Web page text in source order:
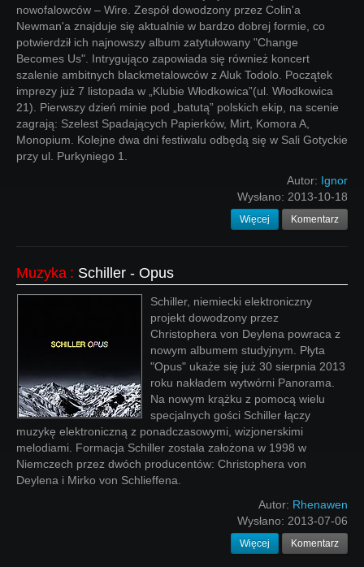
nowofalowców – Wire. Zespół dowodzony przez Colin'a
Newman'a znajduje się aktualnie w bardzo dobrej formie, co
potwierdził ich najnowszy album zatytułowany "Change
Becomes Us". Intrygująco zapowiada się również koncert
szalenie ambitnych blackmetalowców z Aluk Todolo. Początek
imprezy już 7 listopada w „Klubie Włodkowica”(ul. Włodkowica
21). Pierwszy dzień minie pod „batutą” polskich ekip, na scenie
zagrają: Szelest Spadających Papierków, Mirt, Komora A,
Monopium. Kolejne dwa dni festiwalu odbędą się w Sali Gotyckie
przy ul. Purkyniego 1.
Autor: Ignor
Wysłano: 2013-10-18
Więcej Komentarz
Muzyka : Schiller - Opus
Schiller, niemiecki elektroniczny
projekt dowodzony przez
Christophera von Deylena powraca z
nowym albumem studyjnym. Płyta
"Opus" ukaże się już 30 sierpnia 2013
roku nakładem wytwórni Panorama.
Na nowym krążku z pomocą wielu
specjalnych gości Schiller łączy
muzykę elektroniczną z ponadczasowymi, wizjonerskimi
melodiami. Formacja Schiller została założona w 1998 w
Niemczech przez dwóch producentów: Christophera von
Deylena i Mirko von Schlieffena.
Autor: Rhenawen
Wysłano: 2013-07-06
Więcej Komentarz